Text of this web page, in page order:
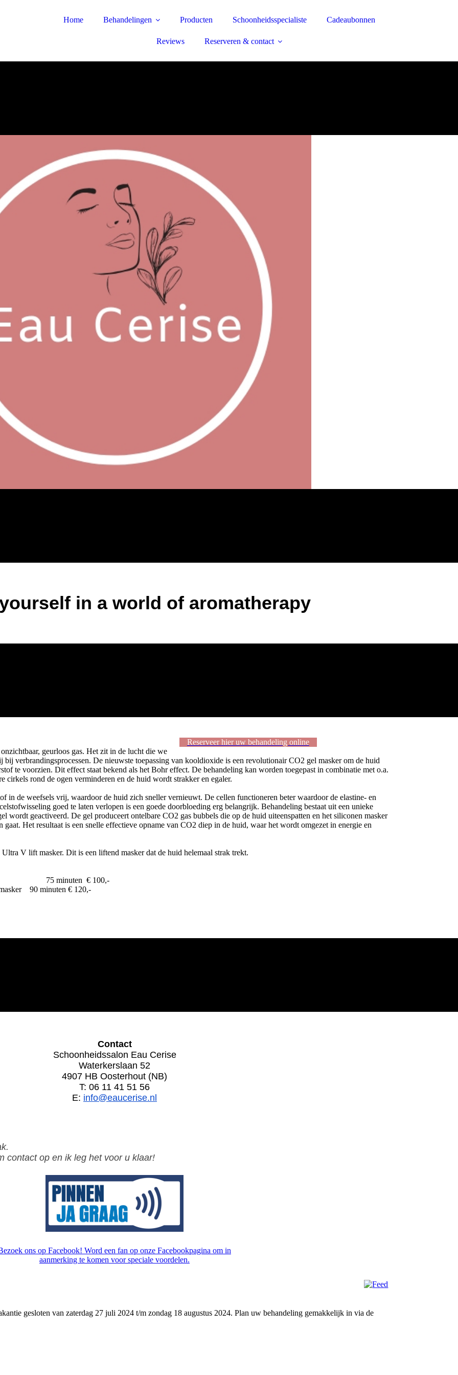
Home Behandelingen Producten Schoonheidsspecialiste Cadeaubonnen
Reviews Reserveren & contact
in a world of aromatherapy
Reserveer hier uw behandeling online
geurloos gas. Het zit in de lucht die we
verbrandingsprocessen. De nieuwste toepassing van kooldioxide is een revolutionair CO2 gel masker om de huid
te voorzien. Dit effect staat bekend als het Bohr effect. De behandeling kan worden toegepast in combinatie met o.a.
cirkels rond de ogen verminderen en de huid wordt strakker en egaler.
in de weefsels vrij, waardoor de huid zich sneller vernieuwt. De cellen functioneren beter waardoor de elastine- en
goed te laten verlopen is een goede doorbloeding erg belangrijk. Behandeling bestaat uit een unieke
wordt geactiveerd. De gel produceert ontelbare CO2 gas bubbels die op de huid uiteenspatten en het siliconen masker
Het resultaat is een snelle effectieve opname van CO2 diep in de huid, waar het wordt omgezet in energie en
V lift masker. Dit is een liftend masker dat de huid helemaal strak trekt.
75 minuten € 100,-
90 minuten € 120,-
Contact
Schoonheidssalon Eau Cerise
Waterkerslaan 52
4907 HB Oosterhout (NB)
T: 06 11 41 51 56
E: info@eaucerise.nl
contact op en ik leg het voor u klaar!
ons op Facebook! Word een fan op onze Facebookpagina om in
aanmerking te komen voor speciale voordelen.
gesloten van zaterdag 27 juli 2024 t/m zondag 18 augustus 2024. Plan uw behandeling gemakkelijk in via de